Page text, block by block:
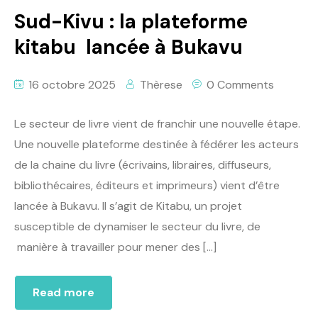
Sud-Kivu : la plateforme
kitabu lancée à Bukavu
16 octobre 2025 Thèrese 0 Comments
Le secteur de livre vient de franchir une nouvelle étape.
Une nouvelle plateforme destinée à fédérer les acteurs
de la chaine du livre (écrivains, libraires, diffuseurs,
bibliothécaires, éditeurs et imprimeurs) vient d’être
lancée à Bukavu. Il s’agit de Kitabu, un projet
susceptible de dynamiser le secteur du livre, de
manière à travailler pour mener des […]
Read more